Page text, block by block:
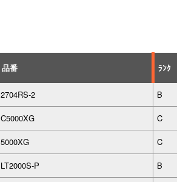
品番 ﾗﾝｸ
2704RS-2 B
C5000XG C
5000XG C
LT2000S-P B